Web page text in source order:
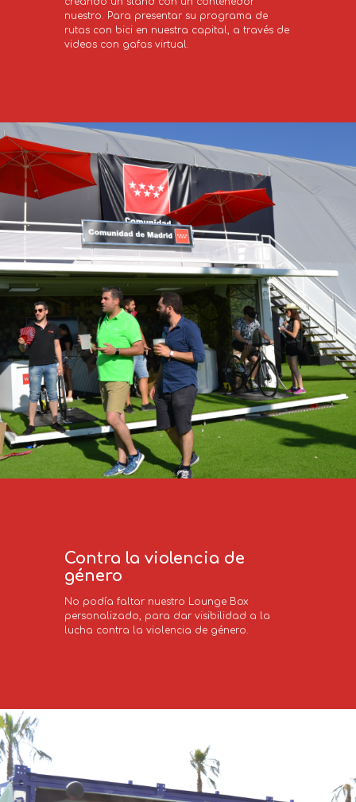
nuestro. Para presentar su programa de
rutas con bici en nuestra capital, a través de
videos con gafas virtual.
Contra la violencia de
género
No podía faltar nuestro Lounge Box
personalizado, para dar visibilidad a la
lucha contra la violencia de género.